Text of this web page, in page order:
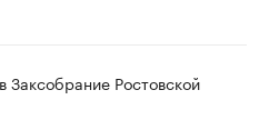
Заксобрание Ростовской